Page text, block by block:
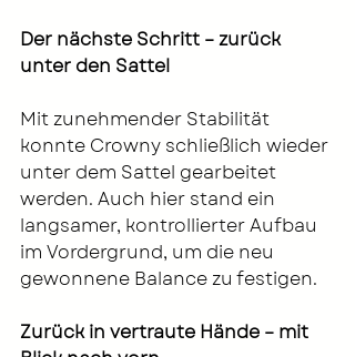
Der nächste Schritt – zurück
unter den Sattel
Mit zunehmender Stabilität
konnte Crowny schließlich wieder
unter dem Sattel gearbeitet
werden. Auch hier stand ein
langsamer, kontrollierter Aufbau
im Vordergrund, um die neu
gewonnene Balance zu festigen.
Zurück in vertraute Hände – mit